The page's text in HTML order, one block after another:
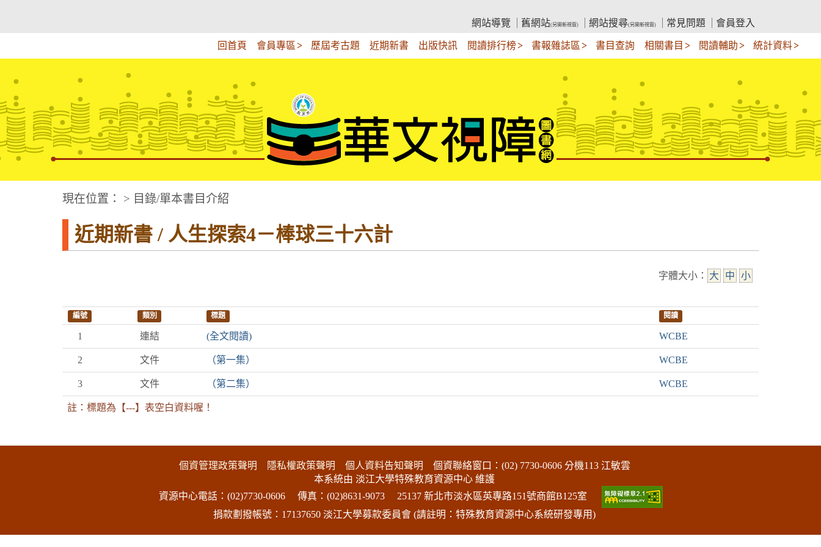
內
網站導覽
舊網站(另開新視窗) 網站搜尋(另開新視窗) 常見問題 會員登入
回首頁 會員專區 歷屆考古題 近期新書 出版快訊 閱讀排行榜 書報雜誌區 書目查詢 相關書目 閱讀輔助 統計資料
華文視障電子圖書網
現在位置： > 目錄/單本書目介紹
近期新書 / 人生探索4－棒球三十六計
字體大小： 大 中 小
編號 類別 標題 閱讀
1 連結 (全文閱讀) WCBE
2 文件 （第一集） WCBE
3 文件 （第二集） WCBE
註：標題為【---】表空白資料喔！
個資管理政策聲明 隱私權政策聲明 個人資料告知聲明 個資聯絡窗口：(02) 7730-0606 分機113 江敏雲
本系統由 淡江大學特殊教育資源中心 維護
資源中心電話：(02)7730-0606
傳真：(02)8631-9073
25137 新北市淡水區英專路151號商館B125室
捐款劃撥帳號：17137650 淡江大學募款委員會 (請註明：特殊教育資源中心系統研發專用)